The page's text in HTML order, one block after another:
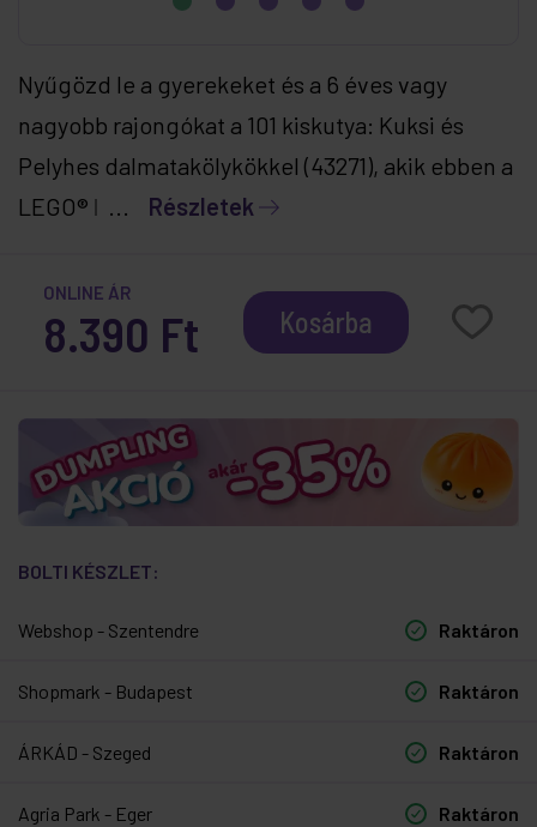
Nyűgözd le a gyerekeket és a 6 éves vagy
nagyobb rajongókat a 101 kiskutya: Kuksi és
Pelyhes dalmatakölykökkel (43271), akik ebben a
LEGO® ǀ ... Részletek
ONLINE ÁR
8.390 Ft Kosárba
BOLTI KÉSZLET:
Webshop - Szentendre Raktáron
Shopmark - Budapest Raktáron
ÁRKÁD - Szeged Raktáron
Agria Park - Eger Raktáron